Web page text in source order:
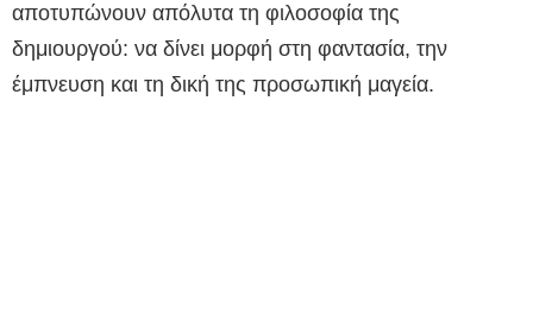
αποτυπώνουν απόλυτα τη φιλοσοφία της
δημιουργού: να δίνει μορφή στη φαντασία, την
έμπνευση και τη δική της προσωπική μαγεία.